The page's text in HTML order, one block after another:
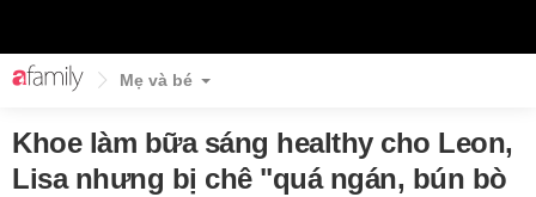
Mẹ và bé
Khoe làm bữa sáng healthy cho Leon,
Lisa nhưng bị chê "quá ngán, bún bò